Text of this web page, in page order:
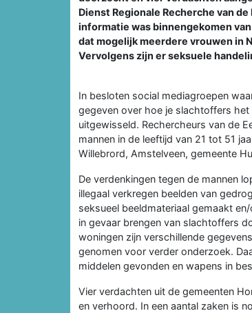
Dienst Regionale Recherche van
informatie was binnengekomen
dat mogelijk meerdere vrouwen in
Vervolgens zijn er seksuele
In besloten social mediagroepen
gegeven over hoe je slachtoffers
uitgewisseld. Rechercheurs van de
mannen in de leeftijd van 21 tot 51
Willebrord, Amstelveen, gemeente
De verdenkingen tegen de mannen
illegaal verkregen beelden van
seksueel beeldmateriaal gemaakt
in gevaar brengen van slachtoffers
woningen zijn verschillende
genomen voor verder onderzoek.
middelen gevonden en wapens in
Vier verdachten uit de gemeenten
en verhoord. In een aantal zaken is